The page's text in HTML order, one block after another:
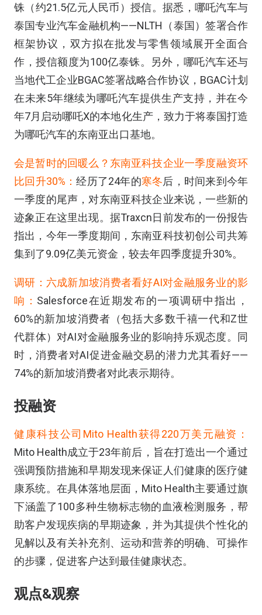
铢（约21.5亿元人民币）授信。据悉，哪吒汽车与
泰国专业汽车金融机构——NLTH（泰国）签署合作
框架协议，双方拟在批发与零售领域展开全面合
作，授信额度为100亿泰铢。另外，哪吒汽车还与
当地代工企业BGAC签署战略合作协议，BGAC计划
在未来5年继续为哪吒汽车提供生产支持，并在今
年7月启动哪吒X的本地化生产，致力于将泰国打造
为哪吒汽车的东南亚出口基地。
会是暂时的回暖么？东南亚科技企业一季度融资环
比回升30%：经历了24年的寒冬后，时间来到今年
一季度的尾声，对东南亚科技企业来说，一些新的
迹象正在这里出现。据Traxcn日前发布的一份报告
指出，今年一季度期间，东南亚科技初创公司共筹
集到了9.09亿美元资金，较去年四季度提升30%。
调研：六成新加坡消费者看好AI对金融服务业的影
响： Salesforce在近期发布的一项调研中指出，
60%的新加坡消费者（包括大多数千禧一代和Z世
代群体）对AI对金融服务业的影响持乐观态度。同
时，消费者对AI促进金融交易的潜力尤其看好——
74%的新加坡消费者对此表示期待。
投融资
健康科技公司Mito Health获得220万美元融资：
Mito Health成立于23年前后，旨在打造出一个通过
强调预防措施和早期发现来保证人们健康的医疗健
康系统。在具体落地层面，Mito Health主要通过旗
下涵盖了100多种生物标志物的血液检测服务，帮
助客户发现疾病的早期迹象，并为其提供个性化的
见解以及有关补充剂、运动和营养的明确、可操作
的步骤，促进客户达到最佳健康状态。
观点&观察